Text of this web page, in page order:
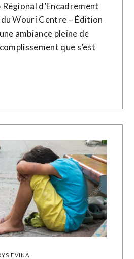
d’Encadrement
Wouri Centre – Édition
ambiance pleine de
que s’est
EVINA